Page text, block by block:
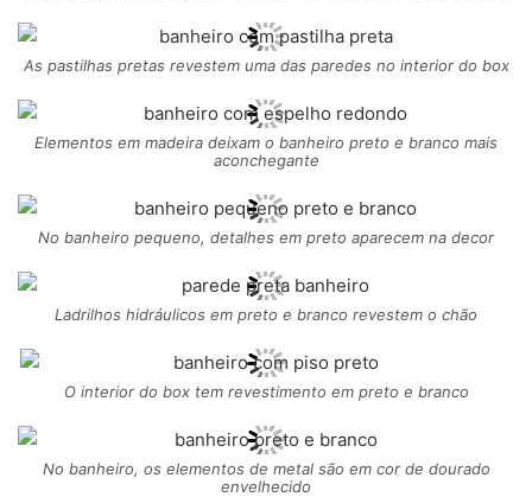
As pastilhas pretas revestem uma das paredes no interior do box
Elementos em madeira deixam o banheiro preto e branco mais
aconchegante
No banheiro pequeno, detalhes em preto aparecem na decor
Ladrilhos hidráulicos em preto e branco revestem o chão
O interior do box tem revestimento em preto e branco
No banheiro, os elementos de metal são em cor de dourado
envelhecido